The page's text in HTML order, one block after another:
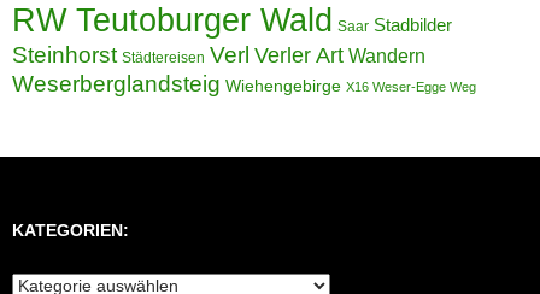
RW Teutoburger Wald Saar Stadbilder
Steinhorst Städtereisen Verl Verler Art Wandern
Weserberglandsteig Wiehengebirge X16 Weser-Egge Weg
KATEGORIEN:
Kategorien: